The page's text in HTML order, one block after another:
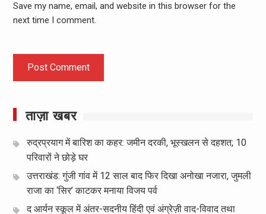
Save my name, email, and website in this browser for the
next time I comment.
ताज़ा खबर
रुद्रप्रयाग में बारिश का कहर: जमीन दरकी, भूस्खलन से दहशत; 10
परिवारों ने छोड़े घर
उत्तराखंड: गुंजी गांव में 12 साल बाद फिर दिखा अनोखा नजारा, जुमली
राजा का ‘सिर’ काटकर मनाया विजय पर्व
द आर्यन स्कूल में अंतर-सदनीय हिंदी एवं अंग्रेज़ी वाद-विवाद तथा